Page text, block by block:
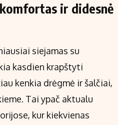
ir didesnė
siejamas su
kasdien krapštyti
kenkia drėgmė ir šalčiai,
Tai ypač aktualu
kur kiekvienas